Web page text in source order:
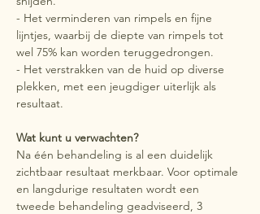
- Het verminderen van rimpels en fijne
lijntjes, waarbij de diepte van rimpels tot
wel 75% kan worden teruggedrongen.
- Het verstrakken van de huid op diverse
plekken, met een jeugdiger uiterlijk als
resultaat.
Wat kunt u verwachten?
Na één behandeling is al een duidelijk
zichtbaar resultaat merkbaar. Voor optimale
en langdurige resultaten wordt een
tweede behandeling geadviseerd, 3